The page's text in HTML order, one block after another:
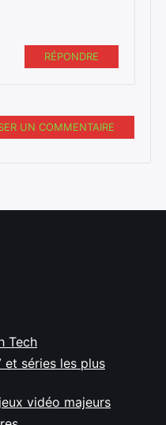
RÉPONDRE
UN COMMENTAIRE
Tech
et séries les plus
vidéo majeurs